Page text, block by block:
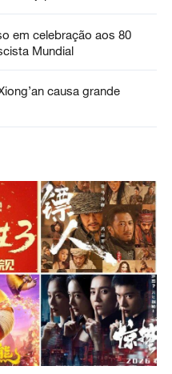
em celebração aos 80
Mundial
causa grande